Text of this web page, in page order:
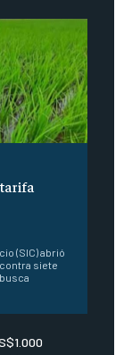
(SIC) abrió
siete